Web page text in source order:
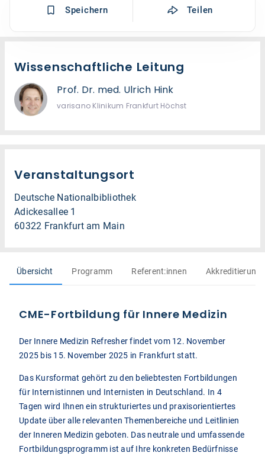
Übersicht Programm Referent:innen Akkreditierung
CME-Fortbildung für Innere Medizin
Der Innere Medizin Refresher findet vom 12. November
2025 bis 15. November 2025 in Frankfurt statt.
Das Kursformat gehört zu den beliebtesten Fortbildungen
für Internistinnen und Internisten in Deutschland. In 4
Tagen wird Ihnen ein strukturiertes und praxisorientiertes
Update über alle relevanten Themenbereiche und Leitlinien
der Inneren Medizin geboten. Das neutrale und umfassende
Fortbildungsprogramm ist auf Ihre konkreten Bedürfnisse
Speichern Teilen
Wissenschaftliche Leitung
Prof. Dr. med. Ulrich Hink
varisano Klinikum Frankfurt Höchst
Veranstaltungsort
Deutsche Nationalbibliothek
Adickesallee 1
60322 Frankfurt am Main